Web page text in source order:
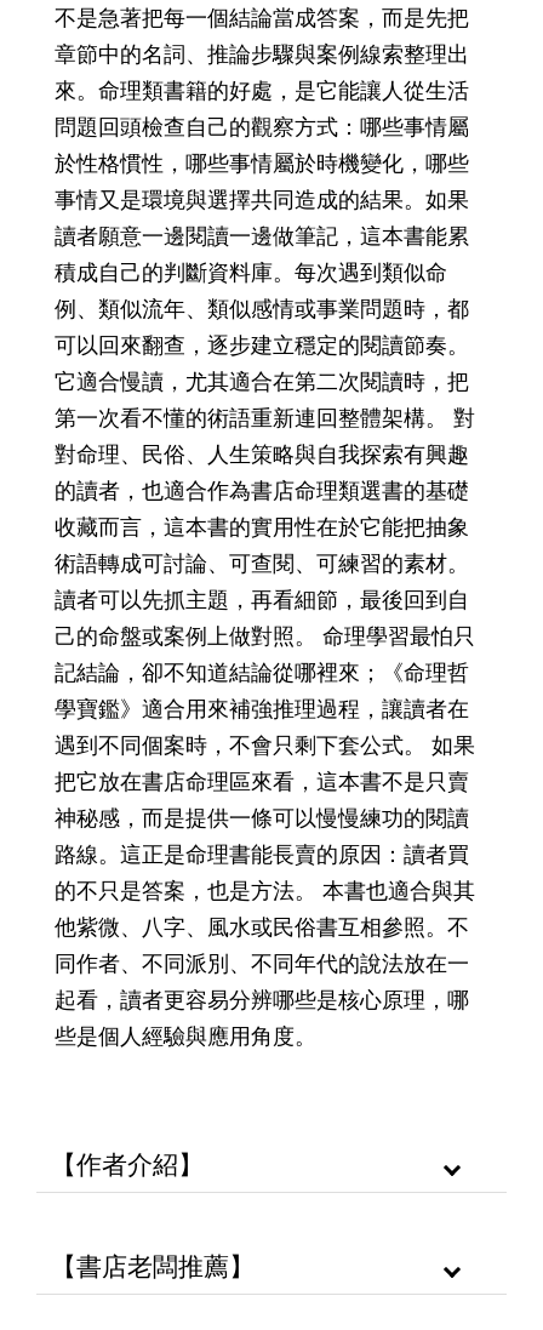
不是急著把每一個結論當成答案，而是先把
章節中的名詞、推論步驟與案例線索整理出
來。命理類書籍的好處，是它能讓人從生活
問題回頭檢查自己的觀察方式：哪些事情屬
於性格慣性，哪些事情屬於時機變化，哪些
事情又是環境與選擇共同造成的結果。如果
讀者願意一邊閱讀一邊做筆記，這本書能累
積成自己的判斷資料庫。每次遇到類似命
例、類似流年、類似感情或事業問題時，都
可以回來翻查，逐步建立穩定的閱讀節奏。
它適合慢讀，尤其適合在第二次閱讀時，把
第一次看不懂的術語重新連回整體架構。 對
對命理、民俗、人生策略與自我探索有興趣
的讀者，也適合作為書店命理類選書的基礎
收藏而言，這本書的實用性在於它能把抽象
術語轉成可討論、可查閱、可練習的素材。
讀者可以先抓主題，再看細節，最後回到自
己的命盤或案例上做對照。 命理學習最怕只
記結論，卻不知道結論從哪裡來；《命理哲
學寶鑑》適合用來補強推理過程，讓讀者在
遇到不同個案時，不會只剩下套公式。 如果
把它放在書店命理區來看，這本書不是只賣
神秘感，而是提供一條可以慢慢練功的閱讀
路線。這正是命理書能長賣的原因：讀者買
的不只是答案，也是方法。 本書也適合與其
他紫微、八字、風水或民俗書互相參照。不
同作者、不同派別、不同年代的說法放在一
起看，讀者更容易分辨哪些是核心原理，哪
些是個人經驗與應用角度。
【作者介紹】
【書店老闆推薦】